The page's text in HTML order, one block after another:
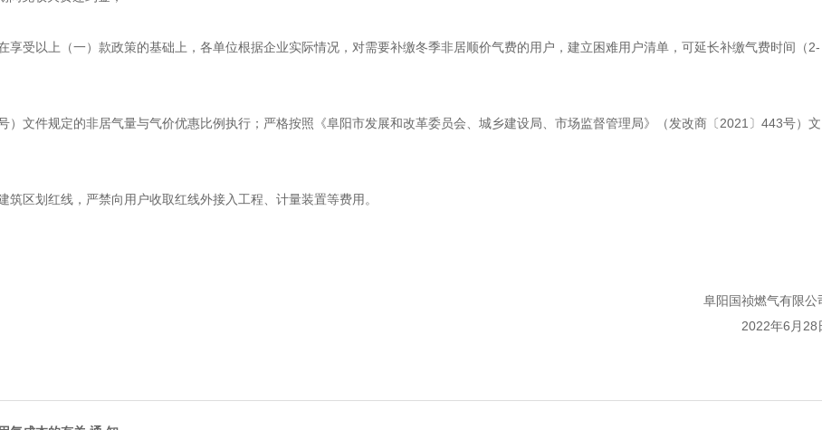
受以上（一）款政策的基础上，各单位根据企业实际情况，对需要补缴冬季非居顺价气费的用户，建立困难用户清单，可延长补缴气费时间（2-
文件规定的非居气量与气价优惠比例执行；严格按照《阜阳市发展和改革委员会、城乡建设局、市场监督管理局》（发改商〔2021〕443号）文
区划红线，严禁向用户收取红线外接入工程、计量装置等费用。
阜阳国祯燃气有限公
2022年6月28